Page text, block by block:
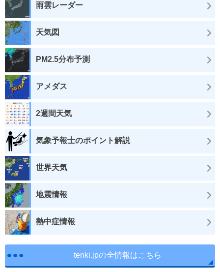
雨雲レーダー
天気図
PM2.5分布予測
アメダス
2週間天気
気象予報士のポイント解説
世界天気
地震情報
熱中症情報
tenki.jpの全情報はこちら